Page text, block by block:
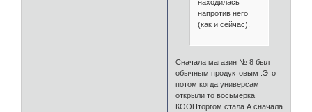
находилась
напротив него
(как и сейчас).
Сначала магазин № 8 был
обычным продуктовым .Это
потом когда универсам
открыли то восьмерка
КООПторгом стала.А сначала